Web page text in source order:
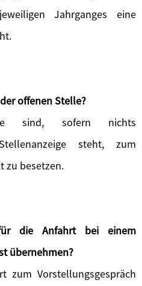
Jahrganges eine
offenen Stelle?
sind, sofern nichts
steht, zum
zu besetzen.
die Anfahrt bei einem
übernehmen?
zum Vorstellungsgespräch